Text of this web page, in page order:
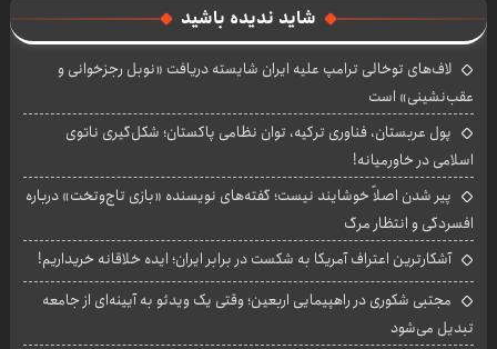
شاید ندیده باشید
لاف‌های توخالی ترامپ علیه ایران شایسته دریافت «نوبل رجزخوانی و
عقب‌نشینی» است
پول عربستان، فناوری ترکیه، توان نظامی پاکستان؛ شکل‌گیری ناتوی
اسلامی در خاورمیانه!
پیر شدن اصلاً خوشایند نیست؛ گفته‌های نویسنده «بازی تاج‌وتخت» درباره
افسردگی و انتظار مرگ
آشکارترین اعتراف آمریکا به شکست در برابر ایران؛ ایده خلاقانه خریداریم!
مجتبی شکوری در راهپیمایی اربعین؛ وقتی یک ویدئو به آیینه‌ای از جامعه
تبدیل می‌شود